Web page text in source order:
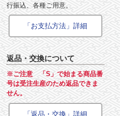
行振込、各種ご用意。
「お支払方法」詳細
返品・交換について
※ご注意 「S」で始まる商品番
号は受注生産のため返品できま
せん。
「返品・交換」詳細